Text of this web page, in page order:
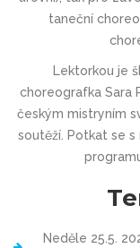
taneční
Lektorkou je
choreografka Sara
českým mistryním
soutěží. Potkat se
Neděle 25.5.